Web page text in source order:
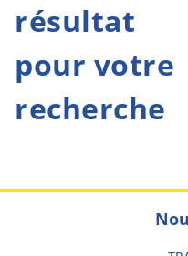
résultat
pour votre
recherche